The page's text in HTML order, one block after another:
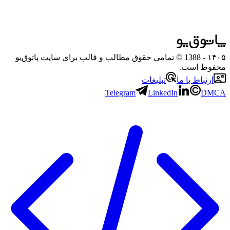
۱۴۰۵
- 1388 © تمامی حقوق مطالب و قالب برای سایت پاتوق‌یو
محفوظ است.
ارتباط با ما
تبلیغات
Telegram
LinkedIn DMCA